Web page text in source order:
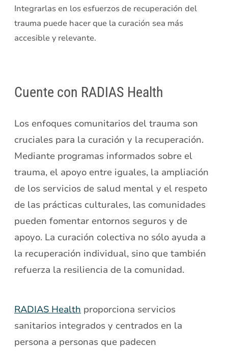
Integrarlas en los esfuerzos de recuperación del
trauma puede hacer que la curación sea más
accesible y relevante.
Cuente con RADIAS Health
Los enfoques comunitarios del trauma son
cruciales para la curación y la recuperación.
Mediante programas informados sobre el
trauma, el apoyo entre iguales, la ampliación
de los servicios de salud mental y el respeto
de las prácticas culturales, las comunidades
pueden fomentar entornos seguros y de
apoyo. La curación colectiva no sólo ayuda a
la recuperación individual, sino que también
refuerza la resiliencia de la comunidad.
RADIAS Health proporciona servicios
sanitarios integrados y centrados en la
persona a personas que padecen